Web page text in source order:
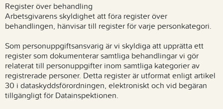
Register över behandling
Arbetsgivarens skyldighet att föra register över
behandlingen, hänvisar till register för varje personkategori.
Som personuppgiftsansvarig är vi skyldiga att upprätta ett
register som dokumenterar samtliga behandlingar vi gör
relaterat till personuppgifter inom samtliga kategorier av
registrerade personer. Detta register är utformat enligt artikel
30 i dataskyddsförordningen, elektroniskt och vid begäran
tillgängligt för Datainspektionen.